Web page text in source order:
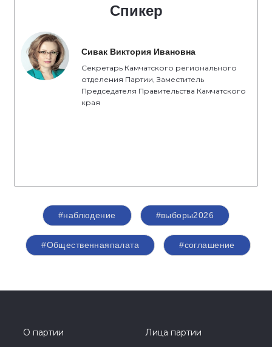
Спикер
Сивак Виктория Ивановна
Секретарь Камчатского регионального
отделения Партии, Заместитель
Председателя Правительства Камчатского
края
#наблюдение #выборы2026
#Общественнаяпалата #соглашение
О партии
Лица партии